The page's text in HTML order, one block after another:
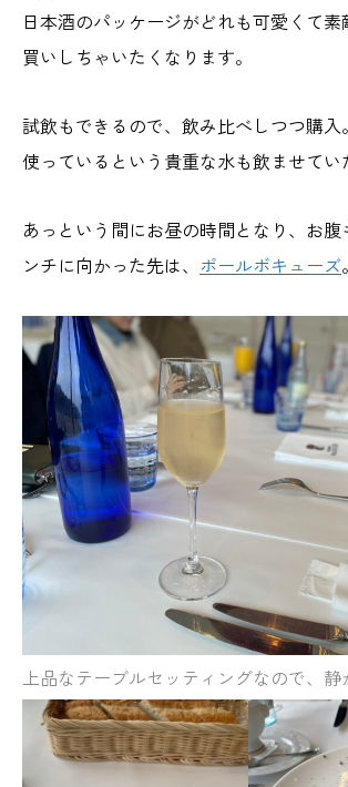
日本酒のパッケージがどれも可愛くて
買いしちゃいたくなります。
試飲もできるので、飲み比べしつつ購入
使っているという貴重な水も飲ませてい
あっという間にお昼の時間となり、お腹
ンチに向かった先は、 ポールボキューズ。
上品なテーブルセッティングなので、静